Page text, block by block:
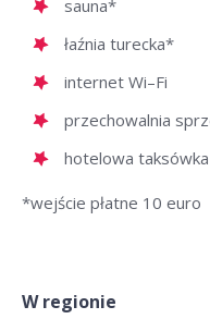
sauna*
łaźnia turecka*
internet Wi–Fi
przechowalnia
hotelowa
*wejście płatne 10 euro
W regionie